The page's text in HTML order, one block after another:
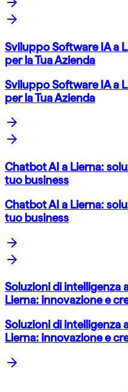
Sviluppo Software IA a
per la Tua Azienda
Sviluppo Software IA a
per la Tua Azienda
Chatbot AI a Lierna:
tuo business
Chatbot AI a Lierna:
tuo business
Soluzioni di intelligenza
Lierna: innovazione e
Soluzioni di intelligenza
Lierna: innovazione e